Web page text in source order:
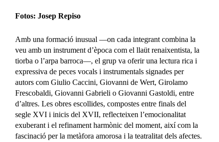
Fotos: Josep Repiso
Amb una formació inusual —on cada integrant combina la
veu amb un instrument d’època com el llaüt renaixentista, la
tiorba o l’arpa barroca—, el grup va oferir una lectura rica i
expressiva de peces vocals i instrumentals signades per
autors com Giulio Caccini, Giovanni de Wert, Girolamo
Frescobaldi, Giovanni Gabrieli o Giovanni Gastoldi, entre
d’altres. Les obres escollides, compostes entre finals del
segle XVI i inicis del XVII, reflecteixen l’emocionalitat
exuberant i el refinament harmònic del moment, així com la
fascinació per la metàfora amorosa i la teatralitat dels afectes.